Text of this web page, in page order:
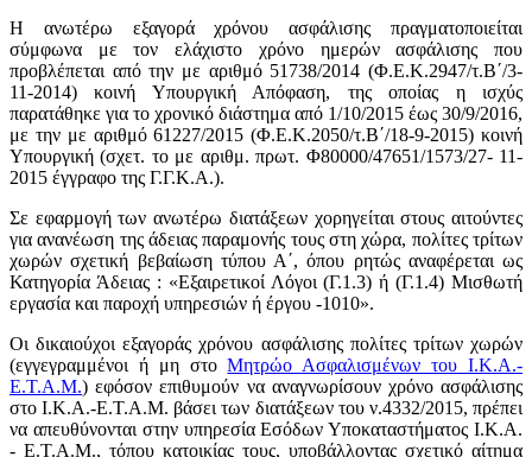
Η ανωτέρω εξαγορά χρόνου ασφάλισης πραγματοποιείται
σύμφωνα με τον ελάχιστο χρόνο ημερών ασφάλισης που
προβλέπεται από την με αριθμό 51738/2014 (Φ.Ε.Κ.2947/τ.Β΄/3-
11-2014) κοινή Υπουργική Απόφαση, της οποίας η ισχύς
παρατάθηκε για το χρονικό διάστημα από 1/10/2015 έως 30/9/2016,
με την με αριθμό 61227/2015 (Φ.Ε.Κ.2050/τ.Β΄/18-9-2015) κοινή
Υπουργική (σχετ. το με αριθμ. πρωτ. Φ80000/47651/1573/27- 11-
2015 έγγραφο της Γ.Γ.Κ.Α.).
Σε εφαρμογή των ανωτέρω διατάξεων χορηγείται στους αιτούντες
για ανανέωση της άδειας παραμονής τους στη χώρα, πολίτες τρίτων
χωρών σχετική βεβαίωση τύπου Α΄, όπου ρητώς αναφέρεται ως
Κατηγορία Άδειας : «Εξαιρετικοί Λόγοι (Γ.1.3) ή (Γ.1.4) Μισθωτή
εργασία και παροχή υπηρεσιών ή έργου -1010».
Οι δικαιούχοι εξαγοράς χρόνου ασφάλισης πολίτες τρίτων χωρών
(εγγεγραμμένοι ή μη στοΜητρώο Ασφαλισμένων του Ι.Κ.Α.-
Ε.Τ.Α.Μ.) εφόσον επιθυμούν να αναγνωρίσουν χρόνο ασφάλισης
στο Ι.Κ.Α.-Ε.Τ.Α.Μ. βάσει των διατάξεων του ν.4332/2015, πρέπει
να απευθύνονται στην υπηρεσία Εσόδων Υποκαταστήματος Ι.Κ.Α.
- Ε.Τ.Α.Μ., τόπου κατοικίας τους, υποβάλλοντας σχετικό αίτημα